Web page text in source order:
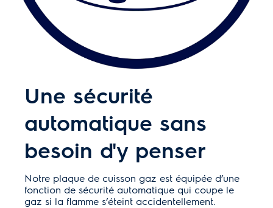
Une sécurité
automatique sans
besoin d'y penser
Notre plaque de cuisson gaz est équipée d’une
fonction de sécurité automatique qui coupe le
gaz si la flamme s’éteint accidentellement.